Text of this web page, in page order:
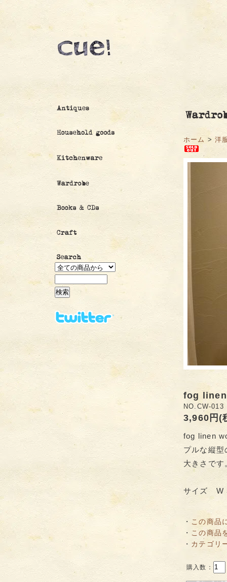
ホーム >洋
fog linen
NO.CW-013
3,960円(
fog linen
プルな縦
大きさで
サイズ W
・ この商品
・ この商品
・ カテゴリ
購入数：